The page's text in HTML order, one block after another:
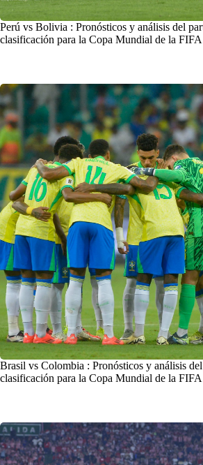
Perú vs Bolivia : Pronósticos y análisis del
clasificación para la Copa Mundial de la
Brasil vs Colombia : Pronósticos y análisis
clasificación para la Copa Mundial de la